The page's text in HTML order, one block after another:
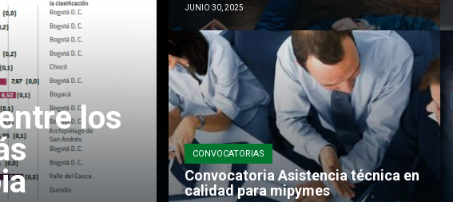
los
JUNIO 30, 2025
CONVOCATORIAS
Convocatoria Asistencia técnica en
calidad para mipymes